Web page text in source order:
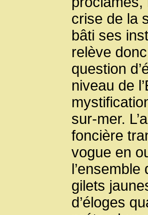
crise de la
bâti ses
relève
question
niveau de
sur-mer.
foncière
vogue en
gilets
d’éloges